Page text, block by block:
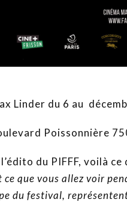
Linder du 6 au
Poissonnière
du PIFFF, voilà
ce que vous allez voir
du festival,